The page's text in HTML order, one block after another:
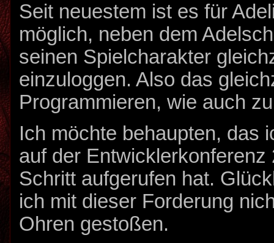
Seit neuestem ist es für
möglich, neben dem
seinen Spielcharakter
einzuloggen. Also das
Programmieren, wie auch
Ich möchte behaupten, das
auf der Entwicklerkonferenz
Schritt aufgerufen hat.
ich mit dieser Forderung
Ohren gestoßen.